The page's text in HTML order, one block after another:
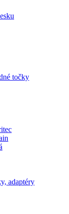
točky
adaptéry